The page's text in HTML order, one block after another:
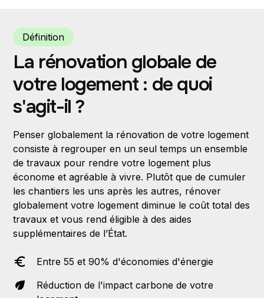
Définition
La rénovation globale de
votre logement : de quoi
s'agit-il ?
Penser globalement la rénovation de votre logement
consiste à regrouper en un seul temps un ensemble
de travaux pour rendre votre logement plus
économe et agréable à vivre. Plutôt que de cumuler
les chantiers les uns après les autres, rénover
globalement votre logement diminue le coût total des
travaux et vous rend éligible à des aides
supplémentaires de l’État.
Entre 55 et 90% d'économies d'énergie
Réduction de l'impact carbone de votre